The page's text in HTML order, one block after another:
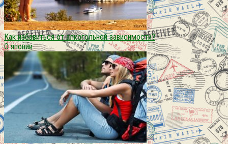
Как избавиться от алкогольной зависимости?
О японии